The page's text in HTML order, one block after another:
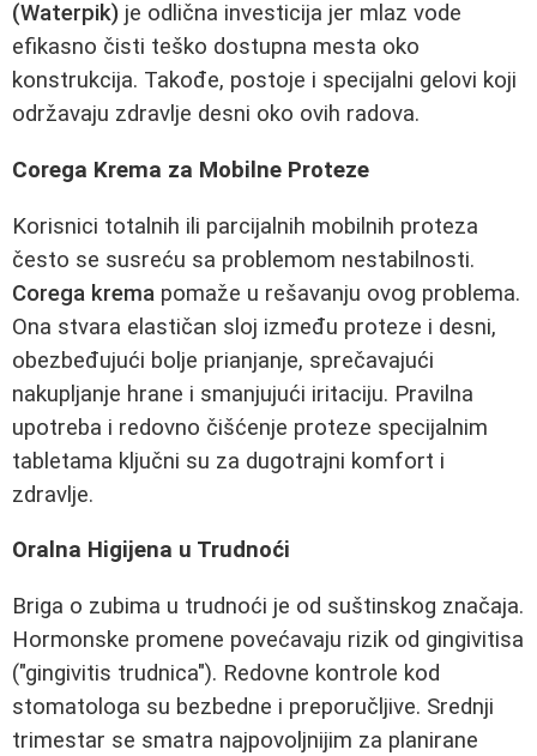
(Waterpik) je odlična investicija jer mlaz vode
efikasno čisti teško dostupna mesta oko
konstrukcija. Takođe, postoje i specijalni gelovi koji
održavaju zdravlje desni oko ovih radova.
Corega Krema za Mobilne Proteze
Korisnici totalnih ili parcijalnih mobilnih proteza
često se susreću sa problemom nestabilnosti.
Corega krema pomaže u rešavanju ovog problema.
Ona stvara elastičan sloj između proteze i desni,
obezbeđujući bolje prianjanje, sprečavajući
nakupljanje hrane i smanjujući iritaciju. Pravilna
upotreba i redovno čišćenje proteze specijalnim
tabletama ključni su za dugotrajni komfort i
zdravlje.
Oralna Higijena u Trudnoći
Briga o zubima u trudnoći je od suštinskog značaja.
Hormonske promene povećavaju rizik od gingivitisa
("gingivitis trudnica"). Redovne kontrole kod
stomatologa su bezbedne i preporučljive. Srednji
trimestar se smatra najpovoljnijim za planirane